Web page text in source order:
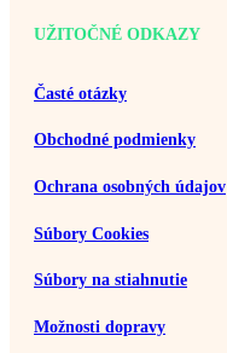
UŽITOČNÉ ODKAZY
Časté otázky
Obchodné podmienky
Ochrana osobných údajov
Súbory Cookies
Súbory na stiahnutie
Možnosti dopravy